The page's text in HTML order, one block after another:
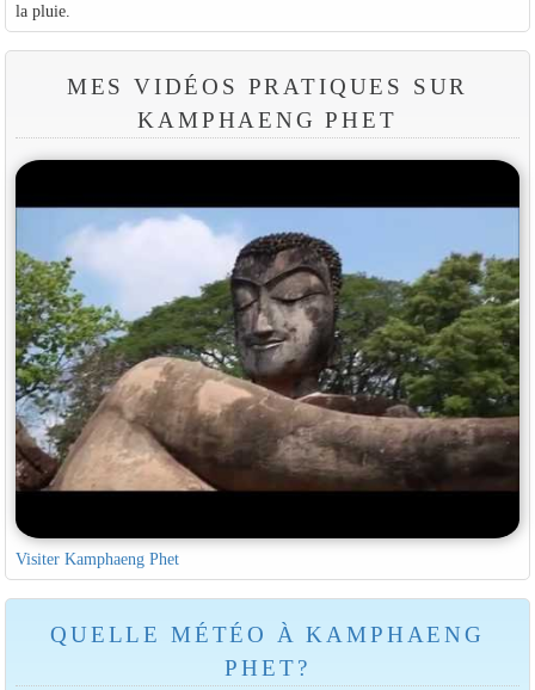
la pluie.
MES VIDÉOS PRATIQUES SUR
KAMPHAENG PHET
Visiter Kamphaeng Phet
QUELLE MÉTÉO À KAMPHAENG
PHET?